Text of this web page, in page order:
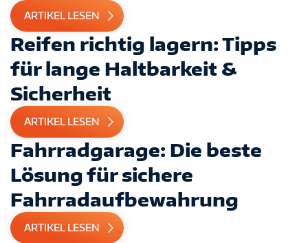
ARTIKEL LESEN
Reifen richtig lagern: Tipps
für lange Haltbarkeit &
Sicherheit
ARTIKEL LESEN
Fahrradgarage: Die beste
Lösung für sichere
Fahrradaufbewahrung
ARTIKEL LESEN